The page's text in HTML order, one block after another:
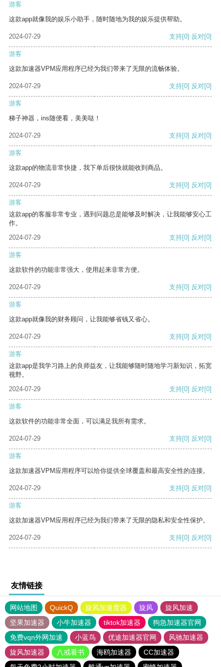
游客
这款app就像我的娱乐小助手，随时随地为我的娱乐提供帮助。
2024-07-29 支持[0] 反对[0]
游客
这款加速器VPM应用程序已经为我们带来了无限的流畅体验。
2024-07-29 支持[0] 反对[0]
游客
梯子神器，ins随便看，美美哒！
2024-07-29 支持[0] 反对[0]
游客
这款app的物流非常快捷，我下单后很快就能收到商品。
2024-07-29 支持[0] 反对[0]
游客
这款app的客服非常专业，遇到问题总是能够及时解决，让我能够安心工
作。
2024-07-29
支持[0] 反对[0]
游客
这款软件的功能非常强大，使用起来非常方便。
2024-07-29 支持[0] 反对[0]
游客
这款app就像我的财务顾问，让我能够省钱又省心。
2024-07-29 支持[0] 反对[0]
游客
这款app是我学习路上的良师益友，让我能够随时随地学习新知识，拓宽
视野。
2024-07-29
支持[0] 反对[0]
游客
这款软件的功能非常全面，可以满足我所有需求。
2024-07-29 支持[0] 反对[0]
游客
这款加速器VPM应用程序可以给你提供全球覆盖和最高安全性的连接。
2024-07-29 支持[0] 反对[0]
游客
这款加速器VPM应用程序已经为我们带来了无限的隐私和安全性保护。
2024-07-29 支持[0] 反对[0]
友情链接
网站地图 QuickQ 旋风加速度器 旋风
旋风加速
坚果加速器
小牛加速器 tiktok加速器
狗急加速器官网
免费vqn外网加速
小蓝鸟 优途加速器官网
风驰加速器
旋风加速器
八戒看书 海鸥加速器
CC加速器